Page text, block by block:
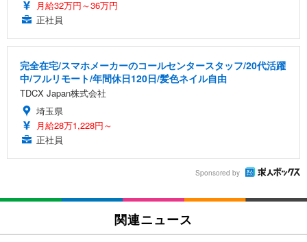
月給32万円～36万円
正社員
完全在宅/スマホメーカーのコールセンタースタッフ/20代活躍
中/フルリモート/年間休日120日/髪色ネイル自由
TDCX Japan株式会社
埼玉県
月給28万1,228円～
正社員
Sponsored by
関連ニュース